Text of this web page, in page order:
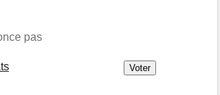
pas